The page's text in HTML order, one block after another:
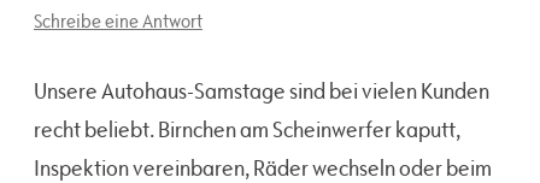
Schreibe eine Antwort
Unsere Autohaus-Samstage sind bei vielen Kunden
recht beliebt. Birnchen am Scheinwerfer kaputt,
Inspektion vereinbaren, Räder wechseln oder beim